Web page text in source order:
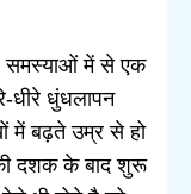
समस्याओं में से एक
धीरे धुंधलापन
में बढ़ते उम्र से हो
दशक के बाद शुरू